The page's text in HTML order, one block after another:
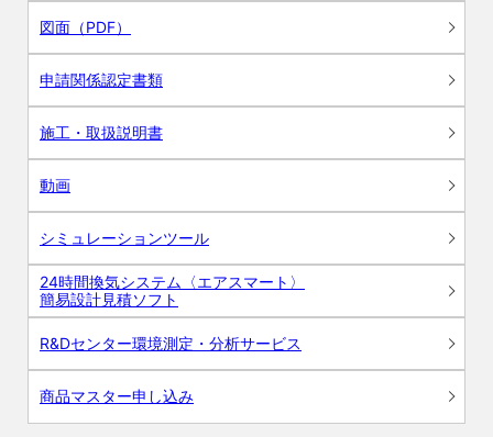
図面（PDF）
申請関係認定書類
施工・取扱説明書
動画
シミュレーションツール
24時間換気システム〈エアスマート〉
簡易設計見積ソフト
R&Dセンター環境測定・分析サービス
商品マスター申し込み